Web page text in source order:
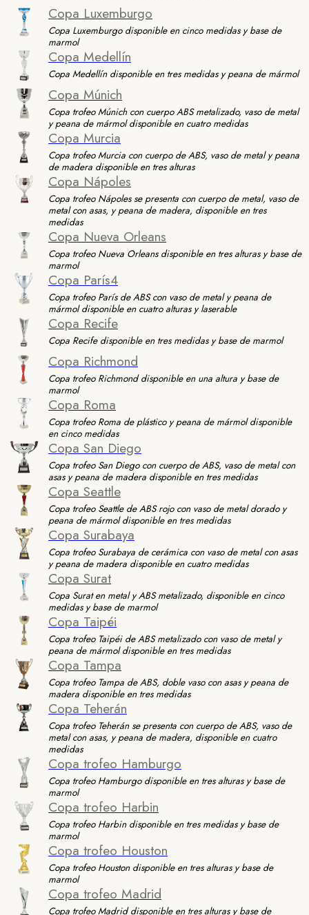
Copa Luxemburgo
Copa Luxemburgo disponible en cinco medidas y base de
marmol
Copa Medellín
Copa Medellín disponible en tres medidas y peana de mármol
Copa Múnich
Copa trofeo Múnich con cuerpo ABS metalizado, vaso de metal
y peana de mármol disponible en cuatro medidas
Copa Murcia
Copa trofeo Murcia con cuerpo de ABS, vaso de metal y peana
de madera disponible en tres alturas
Copa Nápoles
Copa trofeo Nápoles se presenta con cuerpo de metal, vaso de
metal con asas, y peana de madera, disponible en tres
medidas
Copa Nueva Orleans
Copa trofeo Nueva Orleans disponible en tres alturas y base de
marmol
Copa París4
Copa trofeo París de ABS con vaso de metal y peana de
mármol disponible en cuatro alturas y laserable
Copa Recife
Copa Recife disponible en tres medidas y base de marmol
Copa Richmond
Copa trofeo Richmond disponible en una altura y base de
marmol
Copa Roma
Copa trofeo Roma de plástico y peana de mármol disponible
en cinco medidas
Copa San Diego
Copa trofeo San Diego con cuerpo de ABS, vaso de metal con
asas y peana de madera disponible en tres medidas
Copa Seattle
Copa trofeo Seattle de ABS rojo con vaso de metal dorado y
peana de mármol disponible en tres medidas
Copa Surabaya
Copa trofeo Surabaya de cerámica con vaso de metal con asas
y peana de madera disponible en cuatro medidas
Copa Surat
Copa Surat en metal y ABS metalizado, disponible en cinco
medidas y base de marmol
Copa Taipéi
Copa trofeo Taipéi de ABS metalizado con vaso de metal y
peana de mármol disponible en tres medidas
Copa Tampa
Copa trofeo Tampa de ABS, doble vaso con asas y peana de
madera disponible en tres medidas
Copa Teherán
Copa trofeo Teherán se presenta con cuerpo de ABS, vaso de
metal con asas, y peana de madera, disponible en cuatro
medidas
Copa trofeo Hamburgo
Copa trofeo Hamburgo disponible en tres alturas y base de
marmol
Copa trofeo Harbin
Copa trofeo Harbin disponible en tres medidas y base de
marmol
Copa trofeo Houston
Copa trofeo Houston disponible en tres alturas y base de
marmol
Copa trofeo Madrid
Copa trofeo Madrid disponible en tres alturas y base de